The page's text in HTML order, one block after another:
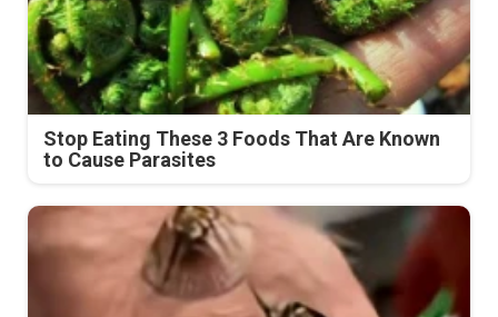
Stop Eating These 3 Foods That Are Known
to Cause Parasites